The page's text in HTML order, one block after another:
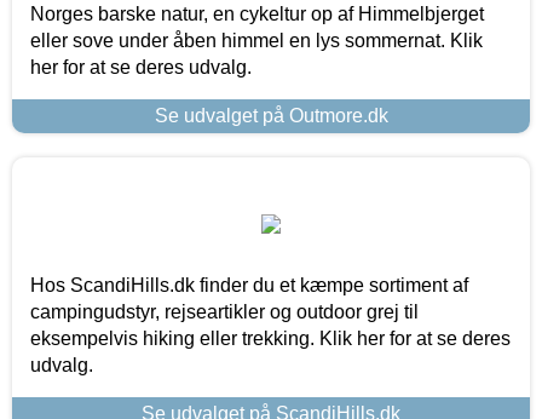
Norges barske natur, en cykeltur op af Himmelbjerget
eller sove under åben himmel en lys sommernat. Klik
her for at se deres udvalg.
Se udvalget på Outmore.dk
Hos ScandiHills.dk finder du et kæmpe sortiment af
campingudstyr, rejseartikler og outdoor grej til
eksempelvis hiking eller trekking. Klik her for at se deres
udvalg.
Se udvalget på ScandiHills.dk